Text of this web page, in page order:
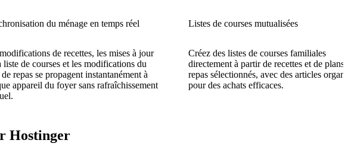
du ménage en temps réel
de recettes, les mises à jour
liste de courses et les modifications du
repas se propagent instantanément à
appareil du foyer sans rafraîchissement
Listes de courses mutualisées
Créez des listes de courses familiales
directement à partir de recettes et de plans
repas sélectionnés, avec des articles
pour des achats efficaces.
Hostinger